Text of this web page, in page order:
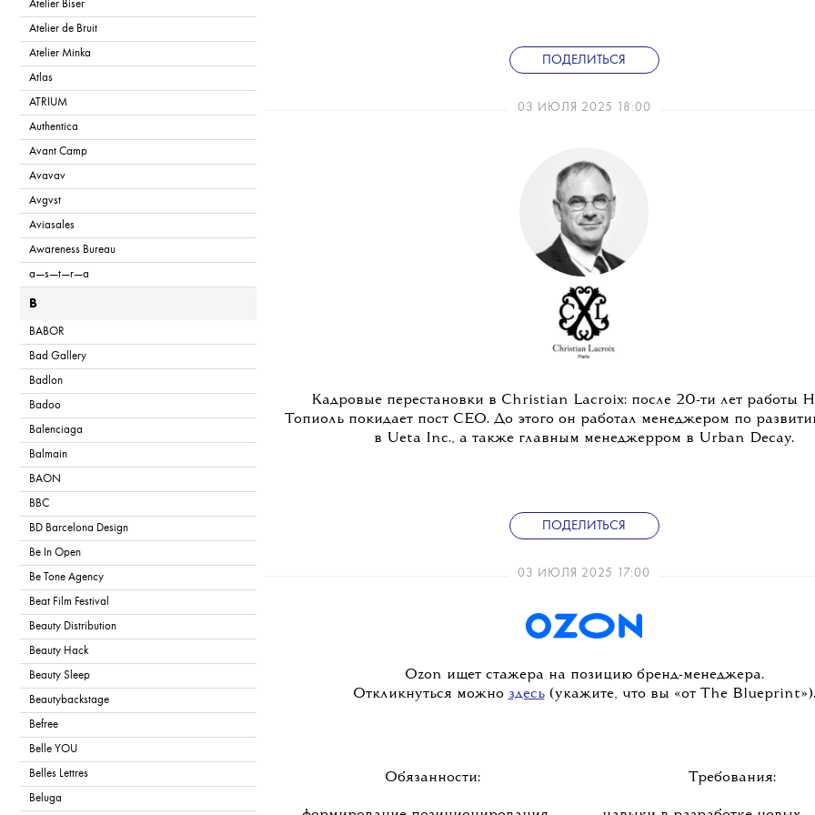
Atelier Biser
Atelier de Bruit
Atelier Minka
Atlas
ATRIUM
Authentica
Avant Camp
Avavav
Avgvst
Aviasales
Awareness Bureau
a—s—t—r—a
B
BABOR
Bad Gallery
Badlon
Badoo
Balenciaga
Balmain
BAON
BBC
BD Barcelona Design
Be In Open
Be Tone Agency
Beat Film Festival
Beauty Distribution
Beauty Hack
Beauty Sleep
Beautybackstage
Befree
Belle YOU
Belles Lettres
Beluga
ПОДЕЛИТЬСЯ
03 ИЮЛЯ 2025 18:00
Кадровые перестановки в Christian Lacroix: после 20-ти лет работы
Топиоль покидает пост CEO. До этого он работал менеджером по
в Ueta Inc., а также главным менеджерром в Urban Decay.
ПОДЕЛИТЬСЯ
03 ИЮЛЯ 2025 17:00
Ozon ищет стажера на позицию бренд-менеджера.
Откликнуться можно здесь(укажите, что вы «от The Blueprint»).
Обязанности: Требования: